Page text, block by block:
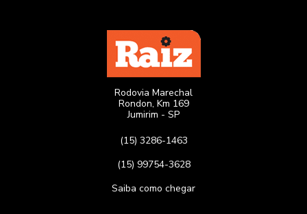
Rodovia Marechal
Rondon, Km 169
Jumirim - SP
(15) 3286-1463
(15) 99754-3628
Saiba como chegar